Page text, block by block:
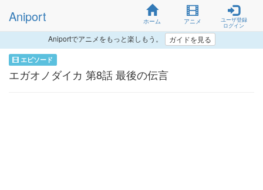
Aniport ホーム アニメ
ユーザ登録
ログイン
Aniportでアニメをもっと楽しもう。 ガイドを見る
エピソード
エガオノダイカ 第8話 最後の伝言